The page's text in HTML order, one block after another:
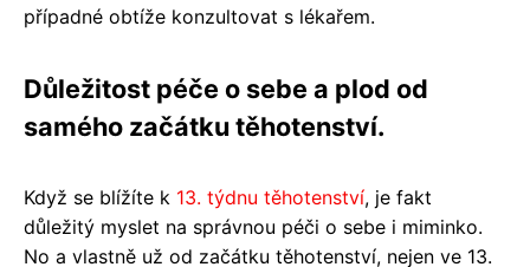
případné obtíže konzultovat s lékařem.
Důležitost péče o sebe a plod od
samého začátku těhotenství.
Když se blížíte k 13. týdnu těhotenství, je fakt
důležitý myslet na správnou péči o sebe i miminko.
No a vlastně už od začátku těhotenství, nejen ve 13.